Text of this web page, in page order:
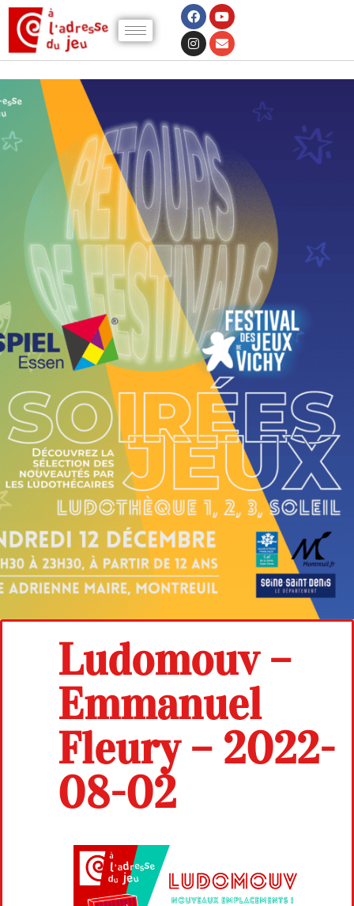
Ludomouv –
Emmanuel
Fleury – 2022-
08-02